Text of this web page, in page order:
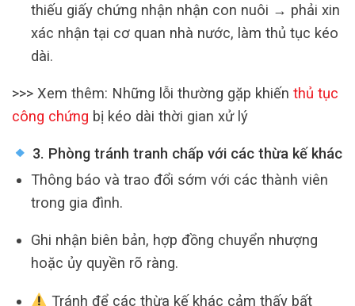
thiếu giấy chứng nhận nhận con nuôi → phải xin
xác nhận tại cơ quan nhà nước, làm thủ tục kéo
dài.
>>> Xem thêm: Những lỗi thường gặp khiến thủ tục
công chứng bị kéo dài thời gian xử lý
3. Phòng tránh tranh chấp với các thừa kế khác
Thông báo và trao đổi sớm với các thành viên
trong gia đình.
Ghi nhận biên bản, hợp đồng chuyển nhượng
hoặc ủy quyền rõ ràng.
Tránh để các thừa kế khác cảm thấy bất